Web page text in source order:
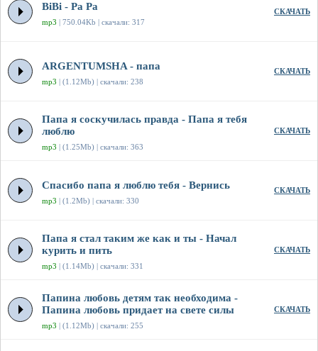
BiBi - Pa Pa
mp3 | 750.04Kb | скачали: 317
СКАЧАТЬ
ARGENTUMSHA - папа
mp3 | (1.12Mb) | скачали: 238
СКАЧАТЬ
Папа я соскучилась правда - Папа я тебя
люблю
mp3 | (1.25Mb) | скачали: 363
СКАЧАТЬ
Спасибо папа я люблю тебя - Вернись
mp3 | (1.2Mb) | скачали: 330
СКАЧАТЬ
Папа я стал таким же как и ты - Начал
курить и пить
mp3 | (1.14Mb) | скачали: 331
СКАЧАТЬ
Папина любовь детям так необходима -
Папина любовь придает на свете силы
mp3 | (1.12Mb) | скачали: 255
СКАЧАТЬ